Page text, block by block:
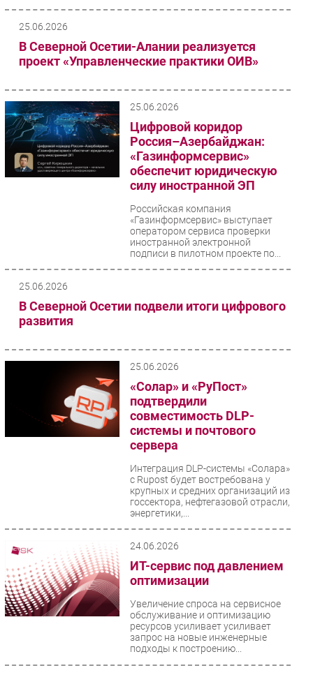
Мероприятия
Проекты
IT класс
Тестовый стенд
Каталог компаний
25.06.2026
В Северной Осетии-Алании реализуется
проект «Управленческие практики ОИВ»
25.06.2026
Цифровой коридор
Россия–Азербайджан:
«Газинформсервис»
обеспечит юридическую
силу иностранной ЭП
Российская компания
«Газинформсервис» выступает
оператором сервиса проверки
иностранной электронной
подписи в пилотном проекте по...
25.06.2026
В Северной Осетии подвели итоги цифрового
развития
25.06.2026
«Солар» и «РуПост»
подтвердили
совместимость DLP-
системы и почтового
сервера
Интеграция DLP-системы «Солара»
с Rupost будет востребована у
крупных и средних организаций из
госсектора, нефтегазовой отрасли,
энергетики,...
24.06.2026
ИТ-сервис под давлением
оптимизации
Увеличение спроса на сервисное
обслуживание и оптимизацию
ресурсов усиливает усиливает
запрос на новые инженерные
подходы к построению...